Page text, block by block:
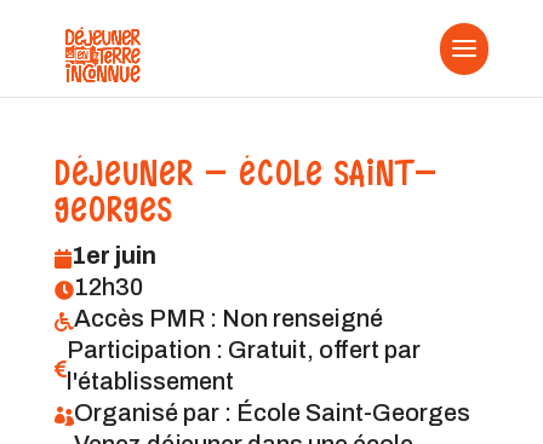
DÉJEUNER - ÉCOLE SAINT-
GEORGES
1er juin
12h30
Accès PMR : Non renseigné

Participation : Gratuit, offert par
l'établissement
Organisé par : École Saint-Georges